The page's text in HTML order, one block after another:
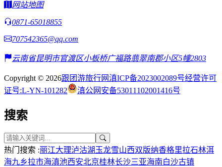
网站地图
0871-65018855
707542365@qq.com
云南省昆明市官渡区小板桥广福路翡翠南郡小区5幢2803
Copyright © 2026跟团游旅行网滇ICP备2023002089号经营许可
证号:L-YN-101282
滇公网安备53011102001416号
搜索
热门搜索 :丽江大理泸沽湖 玉龙雪山西双版纳香格里拉石林洱
海九乡拉市海滇池西安北京桂林长沙三亚海南白沙古镇